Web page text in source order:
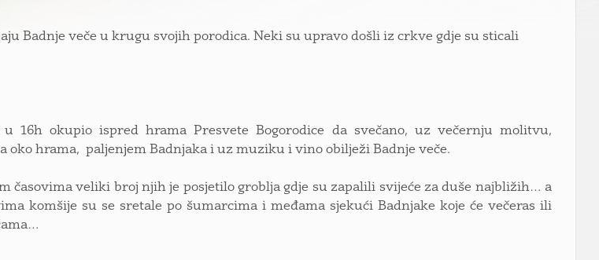
Badnje veče u krugu svojih porodica. Neki su upravo došli iz crkve gdje su sticali
16h okupio ispred hrama Presvete Bogorodice da svečano, uz večernju molitvu,
oko hrama, paljenjem Badnjaka i uz muziku i vino obilježi Badnje veče.
časovima veliki broj njih je posjetilo groblja gdje su zapalili svijeće za duše najbližih… a
komšije su se sretale po šumarcima i međama sjekući Badnjake koje će večeras ili